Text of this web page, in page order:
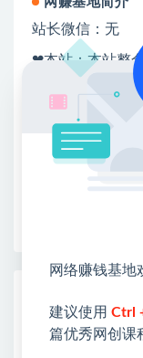
站长微信：无
❤本站：本站整
类&副业类，资
❤能助您：找项
各种项目 + 提升
❤本站为众多团
开启网络之门，
❤如果您也依存
早为您提供丰盛
网络赚钱基地
建议使用 Ctrl
篇优秀网创课